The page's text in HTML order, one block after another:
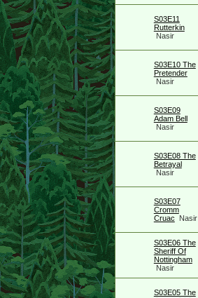
S03E11
Rutterkin
Nasir
S03E10 The
Pretender
Nasir
S03E09
Adam Bell
Nasir
S03E08 The
Betrayal
Nasir
S03E07
Cromm
Cruac
Nasir
S03E06 The
Sheriff Of
Nottingham
Nasir
S03E05 The